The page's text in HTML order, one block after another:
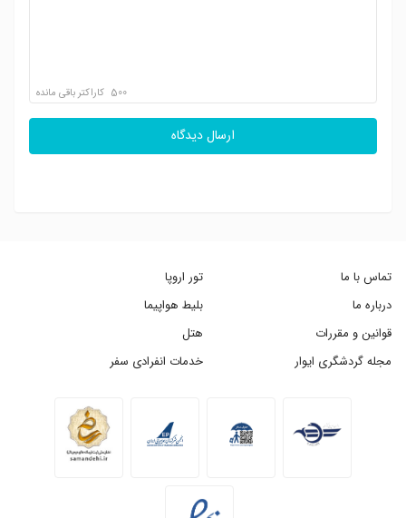
500 کاراکتر باقی مانده
ارسال دیدگاه
تماس با ما
درباره ما
قوانین و مقررات
مجله گردشگری ایوار
تور اروپا
بلیط هواپیما
هتل
خدمات انفرادی سفر